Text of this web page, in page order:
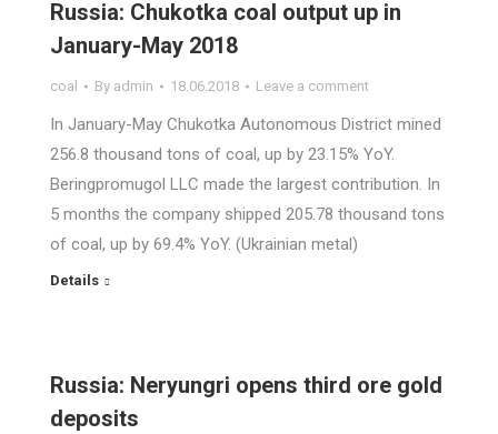
Russia: Chukotka coal output up in
January-May 2018
coal By admin 18.06.2018 Leave a comment
In January-May Chukotka Autonomous District mined
256.8 thousand tons of coal, up by 23.15% YoY.
Beringpromugol LLC made the largest contribution. In
5 months the company shipped 205.78 thousand tons
of coal, up by 69.4% YoY. (Ukrainian metal)
Details
Russia: Neryungri opens third ore gold
deposits